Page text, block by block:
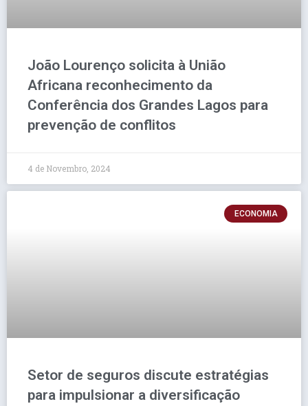
João Lourenço solicita à União
Africana reconhecimento da
Conferência dos Grandes Lagos para
prevenção de conflitos
4 de Novembro, 2024
ECONOMIA
Setor de seguros discute estratégias
para impulsionar a diversificação